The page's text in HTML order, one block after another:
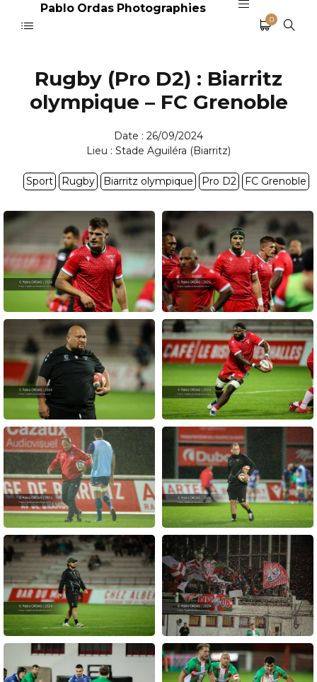
Pablo Ordas Photographies
0
Rugby (Pro D2) : Biarritz
olympique – FC Grenoble
Date : 26/09/2024
Lieu : Stade Aguiléra (Biarritz)
Sport Rugby Biarritz olympique Pro D2 FC Grenoble